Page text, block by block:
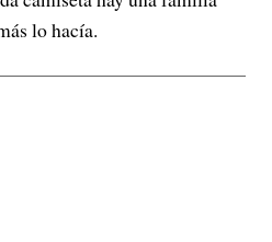
lo hacía.